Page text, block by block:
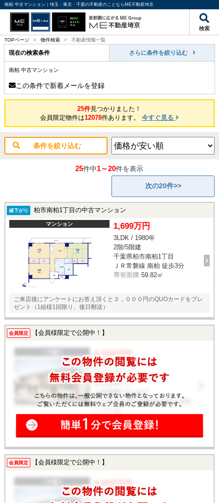
南柏 中古マンション｜埼玉・東京・千葉の不動産のことならME不動産埼京
検索
TOPページ > 物件検索 > 不動産情報一覧
現在の検索条件 さらに条件を絞り込む
南柏 中古マンション
この条件で新着メールを登録
25件見つかりました！
会員限定物件は12078件あります。 今すぐ見る
条件を絞り込む
25件中1～20件を表示
次の20件>>
値下がり 柏市南柏1丁目の中古マンション
マンション 1,699万円
3LDK / 1980年
2階/5階建
千葉県柏市南柏1丁目
ＪＲ常磐線 南柏 徒歩3分
専有面積 59.82㎡
ご来店後にアンケートにお答え頂くと３，０００円のQUOカードをプレ
ゼント（1組様1回限り、後日郵送）
会員限定 【会員様限定で公開中！】
会員限定 【会員様限定で公開中！】